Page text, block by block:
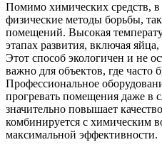
Помимо химических средств,
физические методы борьбы,
помещений. Высокая
этапах развития, включая
Этот способ экологичен и не
важно для объектов, где часто
Профессиональное
прогревать помещения даже в
значительно повышает
комбинируется с химическим
максимальной эффективности.